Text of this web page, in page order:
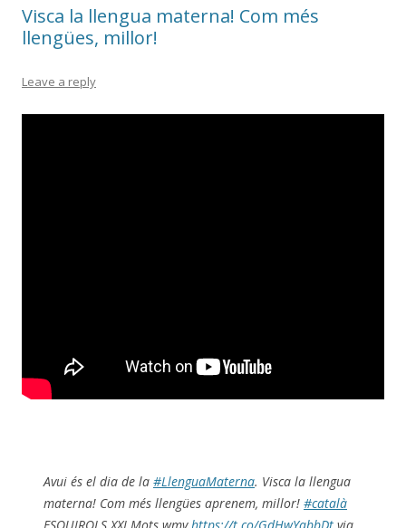
Visca la llengua materna! Com més
llengües, millor!
Leave a reply
Avui és el dia de la #LlenguaMaterna. Visca la llengua
materna! Com més llengües aprenem, millor! #català
ESQUIROLS XXI Mots.wmv https://t.co/GdHwYabbDt via